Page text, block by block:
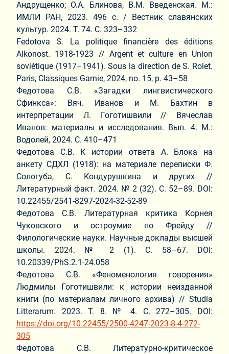
Андрущенко; О.А. Блинова, В.М. Введенская. М.:
ИМЛИ РАН, 2023. 496 с. / Вестник славянских
культур. 2024. Т. 74. С. 323–332
Fedotova S. La politique financière des éditions
Alkonost. 1918-1923 // Argent et culture en Union
soviétique (1917–1941). Sous la direction de S. Rolet.
Paris, Classiques Garnie, 2024, no. 15, p. 43–58
Федотова С.В. «Загадки лингвистического
Сфинкса»: Вяч. Иванов и М. Бахтин в
интерпретации Л. Гоготишвили // Вячеслав
Иванов: материалы и исследования. Вып. 4. М.:
Водолей, 2024. С. 410–471
Федотова С.В. К истории ответа А. Блока на
анкету СДХЛ (1918): на материале переписки Ф.
Сологуба, С. Кондурушкина и других //
Литературный факт. 2024. № 2 (32). С. 52–89. DOI:
10.22455/2541-8297-2024-32-52-89
Федотова С.В. Литературная критика Корнея
Чуковского и остроумие по Фрейду //
Филологические науки. Научные доклады высшей
школы. 2024. № 2 (1). С. 58–67. DOI:
10.20339/PhS.2.1-24.058
Федотова С.В. «Феноменология говорения»
Людмилы Гоготишвили: к истории неизданной
книги (по материалам личного архива) // Studia
Litterarum. 2023. Т. 8. № 4. С. 272–305. DOI:
https://doi.org/10.22455/2500-4247-2023-8-4-272-
305
Федотова С.В. Литературно-критическое